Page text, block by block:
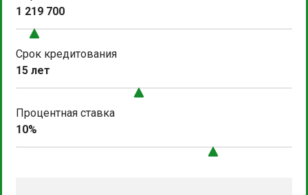
1 219 700
Срок кредитования
15 лет
Процентная ставка
10%